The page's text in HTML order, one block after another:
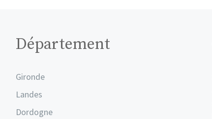
Département
Gironde
Landes
Dordogne